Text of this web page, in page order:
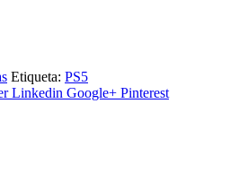
Etiqueta: PS5
Linkedin Google+ Pinterest